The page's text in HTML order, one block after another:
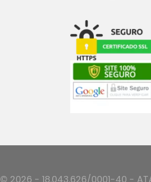
© 2026 - 18.043.626/0001-40 -